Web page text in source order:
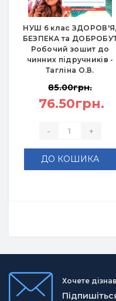
НУШ 6 клас ЗДОРОВ'Я,
БЕЗПЕКА та
Робочий зошит до
чинних підручників -
Тагліна О.В.
85.00грн.
76.50грн.
- +
ДО КОШИКА
Хочете